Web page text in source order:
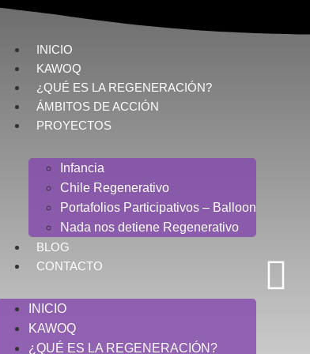
INICIO
KAWOQ
¿QUÉ ES LA REGENERACIÓN?
ÁMBITOS DE ACCIÓN
PROYECTOS
Infancia
Chile Regenerativo
Portafolios Participativos – Balloon
Nada nos detiene Regenerativo
BLOG
CONTACTO
INICIO
KAWOQ
¿QUÉ ES LA REGENERACIÓN?